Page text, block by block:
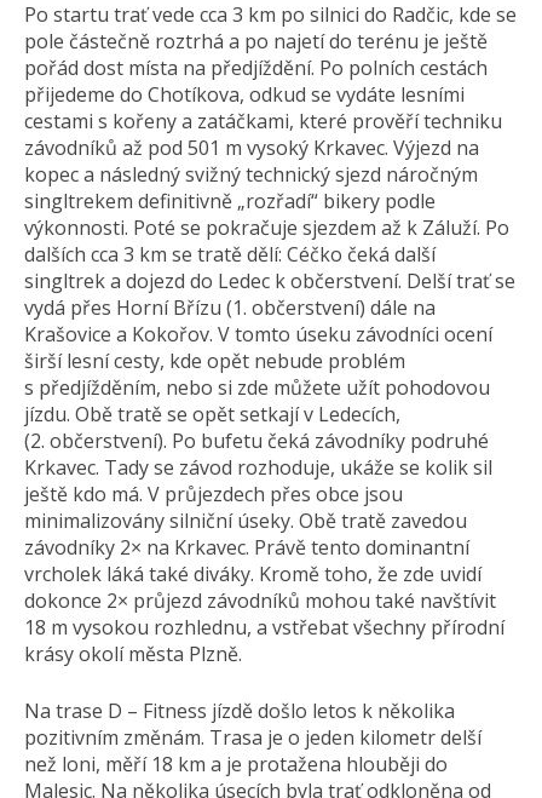
Po startu trať vede cca 3 km po silnici do Radčic, kde se
pole částečně roztrhá a po najetí do terénu je ještě
pořád dost místa na předjíždění. Po polních cestách
přijedeme do Chotíkova, odkud se vydáte lesními
cestami s kořeny a zatáčkami, které prověří techniku
závodníků až pod 501 m vysoký Krkavec. Výjezd na
kopec a následný svižný technický sjezd náročným
singltrekem definitivně „rozřadí“ bikery podle
výkonnosti. Poté se pokračuje sjezdem až k Záluží. Po
dalších cca 3 km se tratě dělí: Céčko čeká další
singltrek a dojezd do Ledec k občerstvení. Delší trať se
vydá přes Horní Břízu (1. občerstvení) dále na
Krašovice a Kokořov. V tomto úseku závodníci ocení
širší lesní cesty, kde opět nebude problém
s předjížděním, nebo si zde můžete užít pohodovou
jízdu. Obě tratě se opět setkají v Ledecích,
(2. občerstvení). Po bufetu čeká závodníky podruhé
Krkavec. Tady se závod rozhoduje, ukáže se kolik sil
ještě kdo má. V průjezdech přes obce jsou
minimalizovány silniční úseky. Obě tratě zavedou
závodníky 2× na Krkavec. Právě tento dominantní
vrcholek láká také diváky. Kromě toho, že zde uvidí
dokonce 2× průjezd závodníků mohou také navštívit
18 m vysokou rozhlednu, a vstřebat všechny přírodní
krásy okolí města Plzně.
Na trase D – Fitness jízdě došlo letos k několika
pozitivním změnám. Trasa je o jeden kilometr delší
než loni, měří 18 km a je protažena hlouběji do
Malesic. Na několika úsecích byla trať odkloněna od